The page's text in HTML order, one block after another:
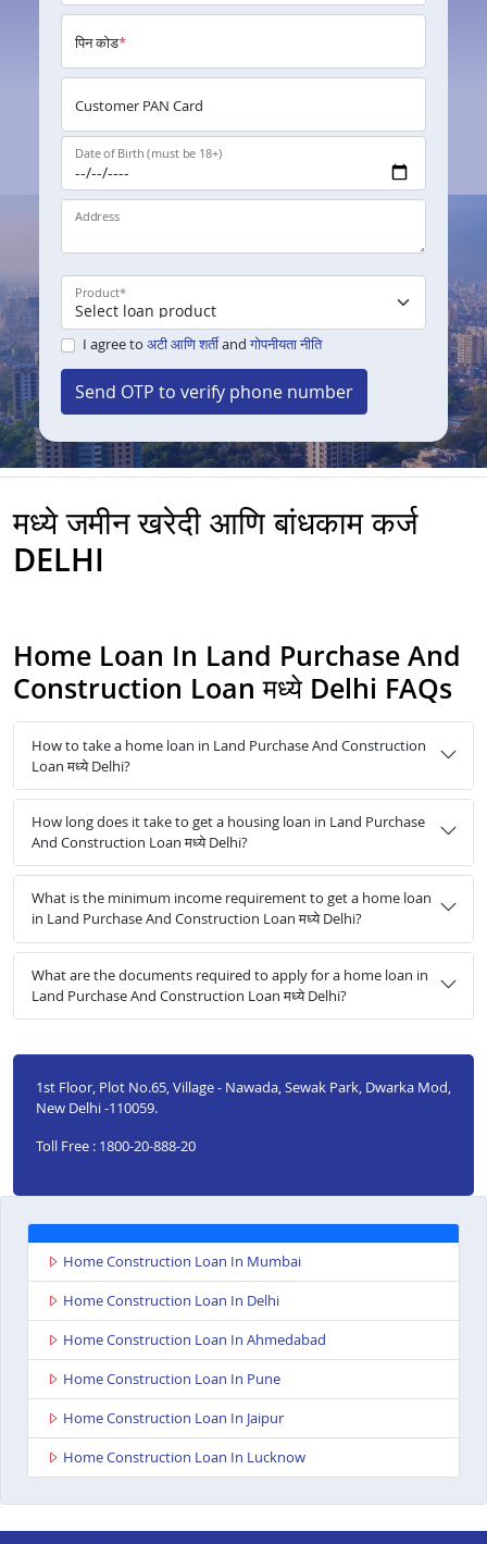
पिन कोड*
Customer PAN Card
Date of Birth (must be 18+)
Address
Product*
I agree to अटी आणि शर्तीand गोपनीयता नीति
Send OTP to verify phone number
मध्ये जमीन खरेदी आणि बांधकाम कर्ज
DELHI
Home Loan In Land Purchase And
Construction Loan मध्ये Delhi FAQs
How to take a home loan in Land Purchase And Construction
Loan मध्ये Delhi?
How long does it take to get a housing loan in Land Purchase
And Construction Loan मध्ये Delhi?
What is the minimum income requirement to get a home loan
in Land Purchase And Construction Loan मध्ये Delhi?
What are the documents required to apply for a home loan in
Land Purchase And Construction Loan मध्ये Delhi?
1st Floor, Plot No.65, Village - Nawada, Sewak Park, Dwarka Mod,
New Delhi -110059.
Toll Free : 1800-20-888-20
Home Construction Loan In Mumbai
Home Construction Loan In Delhi
Home Construction Loan In Ahmedabad
Home Construction Loan In Pune
Home Construction Loan In Jaipur
Home Construction Loan In Lucknow